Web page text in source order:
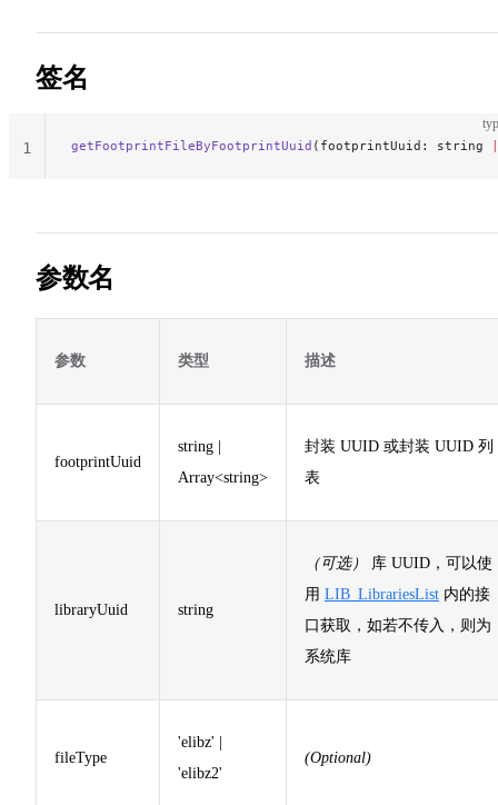
签名
getFootprintFileByFootprintUuid (footprintUuid: string |
1
参数名
参数 类型 描述
footprintUuid
string |
Array<string>
封装 UUID 或封装 UUID 列
表
libraryUuid string
（可选）
库 UUID，可以使
用 LIB_LibrariesList 内的接
口获取，如若不传入，则为
系统库
fileType
'elibz' |
'elibz2'
(Optional)